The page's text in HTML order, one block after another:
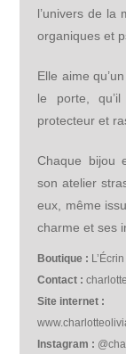
l’univers de la
organiques et
Elle aime
le porte,
protecteur et
Chaque bijou
son atelier
eux, même
charme et ses
Boutique : L’Écrin
Contact :
Site internet :
Instagram :